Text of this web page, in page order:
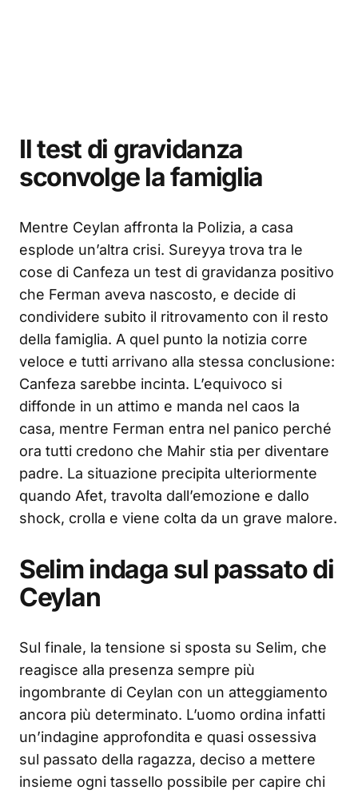
Il test di gravidanza
sconvolge la famiglia
Mentre Ceylan affronta la Polizia, a casa
esplode un’altra crisi. Sureyya trova tra le
cose di Canfeza un test di gravidanza positivo
che Ferman aveva nascosto, e decide di
condividere subito il ritrovamento con il resto
della famiglia. A quel punto la notizia corre
veloce e tutti arrivano alla stessa conclusione:
Canfeza sarebbe incinta. L’equivoco si
diffonde in un attimo e manda nel caos la
casa, mentre Ferman entra nel panico perché
ora tutti credono che Mahir stia per diventare
padre. La situazione precipita ulteriormente
quando Afet, travolta dall’emozione e dallo
shock, crolla e viene colta da un grave malore.
Selim indaga sul passato di
Ceylan
Sul finale, la tensione si sposta su Selim, che
reagisce alla presenza sempre più
ingombrante di Ceylan con un atteggiamento
ancora più determinato. L’uomo ordina infatti
un’indagine approfondita e quasi ossessiva
sul passato della ragazza, deciso a mettere
insieme ogni tassello possibile per capire chi